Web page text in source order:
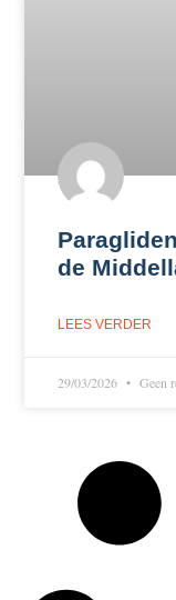
de
LEES VERDER
29/03/2026 Geen